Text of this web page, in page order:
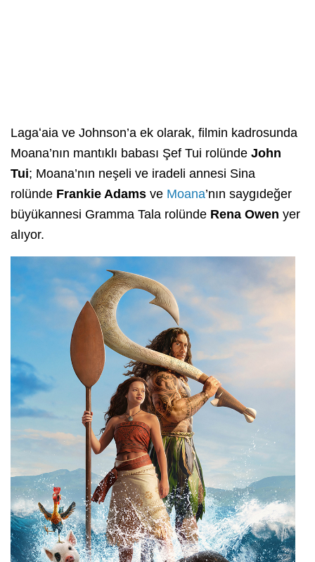
Lagaʻaia ve Johnson’a ek olarak, filmin kadrosunda
Moana’nın mantıklı babası Şef Tui rolünde John
Tui; Moana’nın neşeli ve iradeli annesi Sina
rolünde Frankie Adams ve Moana’nın saygıdeğer
büyükannesi Gramma Tala rolünde Rena Owen yer
alıyor.